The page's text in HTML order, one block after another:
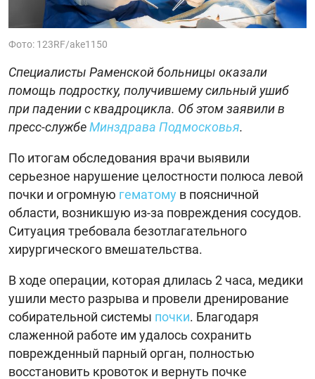
Фото: 123RF/ake1150
Специалисты Раменской больницы оказали
помощь подростку, получившему сильный ушиб
при падении с квадроцикла. Об этом заявили в
пресс-службеМинздрава Подмосковья.
По итогам обследования врачи выявили
серьезное нарушение целостности полюса левой
почки и огромную гематому в поясничной
области, возникшую из-за повреждения сосудов.
Ситуация требовала безотлагательного
хирургического вмешательства.
В ходе операции, которая длилась 2 часа, медики
ушили место разрыва и провели дренирование
собирательной системы почки. Благодаря
слаженной работе им удалось сохранить
поврежденный парный орган, полностью
восстановить кровоток и вернуть почке